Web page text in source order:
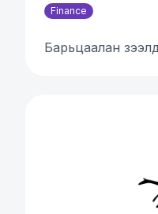
Finance
Барьцаалан